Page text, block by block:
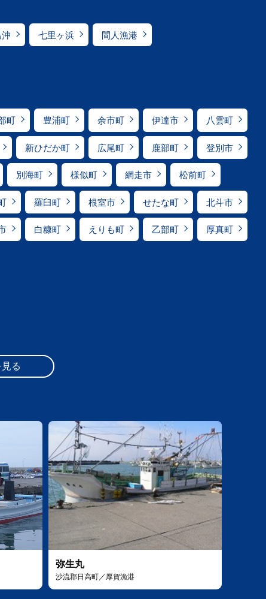
七里ヶ浜 間人漁港
町 豊浦町 余市町 伊達市 八雲町
新ひだか町 広尾町 鹿部町 登別市
別海町 様似町 網走市 松前町
羅臼町 根室市 せたな町 北斗市
白糠町 えりも町 乙部町 厚真町
る
弥生丸
沙流郡日高町／厚賀漁港